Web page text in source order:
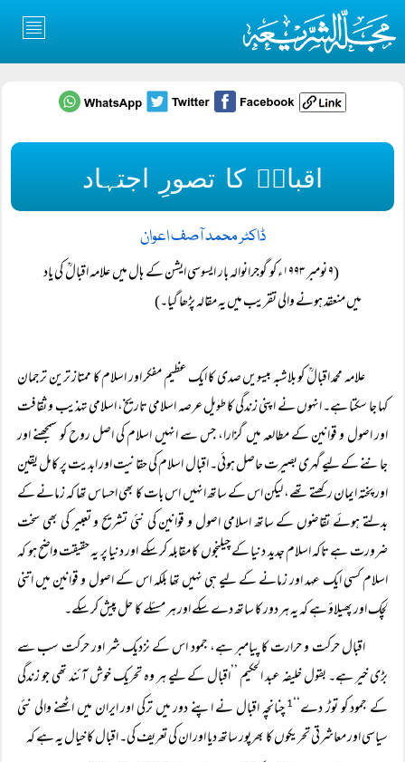
اقبالؒ کا تصورِ اجتہاد
ڈاکٹر محمد آصف اعوان
(۹ نومبر ۱۹۹۳ء کو گوجرانوالہ بار ایسوسی ایشن کے ہال میں علامہ اقبالؒ کی یاد
میں منعقد ہونے والی تقریب میں یہ مقالہ پڑھا گیا۔)
علامہ محمد اقبالؒ کو بلاشبہ بیسویں صدی کا ایک عظیم مفکر اور اسلام کا ممتاز ترین ترجمان
کہا جا سکتا ہے۔ انہوں نے اپنی زندگی کا طویل عرصہ اسلامی تاریخ، اسلامی تہذیب و ثقافت
اور اصول و قوانین کے مطالعہ میں گزارا، جس سے انہیں اسلام کی اصل روح کو سمجھنے اور
جاننے کے لیے گہری بصیرت حاصل ہوئی۔ اقبال اسلام کی حقانیت اور ابدیت پر کامل یقین
اور پختہ ایمان رکھتے تھے، لیکن اس کے ساتھ انہیں اس بات کا بھی احساس تھا کہ زمانے کے
بدلتے ہوئے تقاضوں کے ساتھ اسلامی اصول و قوانین کی نئی تشریح و تعبیر کی بھی سخت
ضرورت ہے تاکہ اسلام جدید دنیا کے چیلنجوں کا مقابلہ کر سکے اور دنیا پر یہ حقیقت واضح ہو کہ
اسلام کسی ایک عہد اور زمانے کے لیے ہی نہیں تھا بلکہ اس کے اصول و قوانین میں اتنی
لچک اور پھیلاؤ ہے کہ یہ ہر دور کا ساتھ دے سکے اور ہر مسئلے کا حل پیش کر سکے۔
اقبال حرکت و حرارت کا پیامبر ہے، جمود اس کے نزدیک شر اور حرکت سب سے
بڑی خیر ہے۔ بقول خلیفہ عبد الحکیم ’’اقبال کے لیے ہر وہ تحریک خوش آئند تھی جو زندگی
کے جمود کو توڑ دے‘‘
1چنانچہ اقبال نے اپنے دور میں ترکی اور ایران میں اٹھنے والی نئی
سیاسی اور معاشرتی تحریکوں کا بھرپور ساتھ دیا اور ان کی تعریف کی۔ اقبال کا خیال یہ ہے کہ